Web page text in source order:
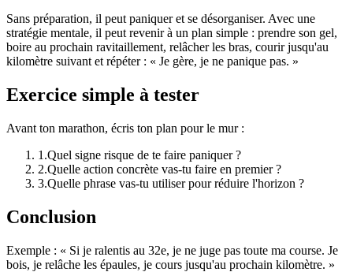
Sans préparation, il peut paniquer et se désorganiser. Avec une
stratégie mentale, il peut revenir à un plan simple : prendre son gel,
boire au prochain ravitaillement, relâcher les bras, courir jusqu'au
kilomètre suivant et répéter : « Je gère, je ne panique pas. »
Exercice simple à tester
Avant ton marathon, écris ton plan pour le mur :
1 .Quel signe risque de te faire paniquer ?
2.Quelle action concrète vas-tu faire en premier ?
3.Quelle phrase vas-tu utiliser pour réduire l'horizon ?
Conclusion
Exemple : « Si je ralentis au 32e, je ne juge pas toute ma course. Je
bois, je relâche les épaules, je cours jusqu'au prochain kilomètre. »